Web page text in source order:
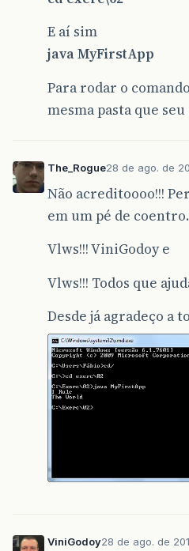
E aí sim
java MyFirstApp
Para rodar o
mesma pasta que
The_Rogue28 de ago. de
Não acreditoooo!!!
em um pé de coentro.
Vlws!!! ViniGodoy e
Vlws!!! Todos que
Desde já agradeço a
ViniGodoy28 de ago. de